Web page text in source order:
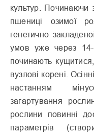
культур. Починаючи
пшениці озимої
генетично
умов уже через 14-
починають
вузлові корені.
настан­ням
загартування
рослини повинні
параметрів